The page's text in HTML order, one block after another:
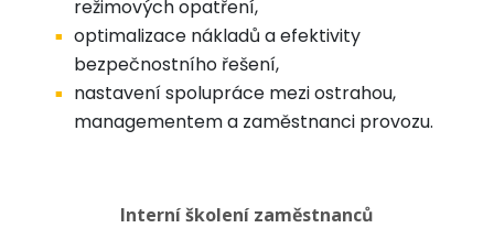
režimových opatření,
optimalizace nákladů a efektivity
bezpečnostního řešení,
nastavení spolupráce mezi ostrahou,
managementem a zaměstnanci provozu.
Interní školení zaměstnanců